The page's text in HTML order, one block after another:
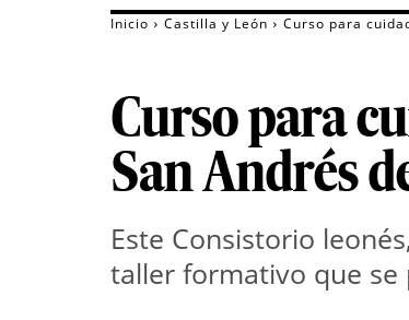
Inicio Castilla y León Curso para
Curso para
San Andrés
Este Consistorio
taller formativo que se